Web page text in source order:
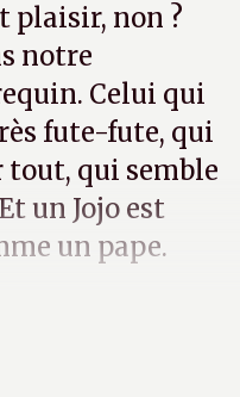
plaisir, non ?
notre
Celui qui
fute-fute, qui
qui semble
un Jojo est
un pape.